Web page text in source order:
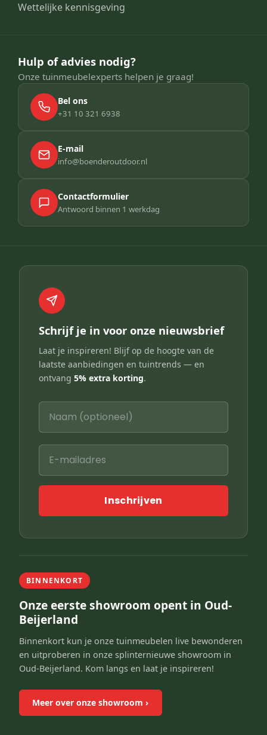
Wettelijke kennisgeving
Hulp of advies nodig?
Onze tuinmeubelexperts helpen je graag!
Bel ons
+31 10 321 6938
E-mail
info@boenderoutdoor.nl
Contactformulier
Antwoord binnen 1 werkdag
Schrijf je in voor onze nieuwsbrief
Laat je inspireren! Blijf op de hoogte van de
laatste aanbiedingen en tuintrends — en
ontvang 5% extra korting.
Inschrijven
BINNENKORT
Onze eerste showroom opent in Oud-
Beijerland
Binnenkort kun je onze tuinmeubelen live bewonderen
en uitproberen in onze splinternieuwe showroom in
Oud-Beijerland. Kom langs en laat je inspireren!
Meer over onze showroom ›